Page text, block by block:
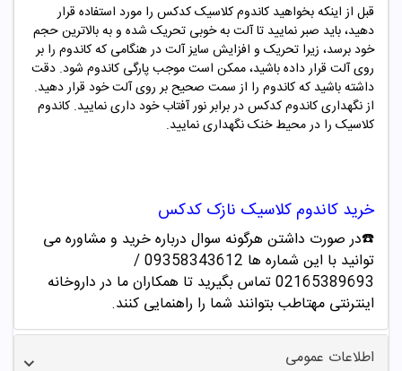
قبل از اینکه بخواهید کاندوم کلاسیککدکس را مورد استفاده قرار
دهید، باید صبر نمایید تا آلت به خوبی تحریک شده و به بالاترین حجم
خود برسد، زیرا تحریک و افزایش سایز آلت در هنگامی که کاندوم را بر
روی آلت قرار داده باشید، ممکن است موجب پارگی کاندوم شود. دقت
داشته باشید که کاندوم را از سمت صحیح بر روی آلت خود قرار دهید.
از نگهداری کاندومکدکسدر برابر نور آفتاب خود داری نمایید. کاندوم
کلاسیک را در محیط خنک نگهداری نمایید.
خرید کاندوم کلاسیک نازک کدکس
☎️در صورت داشتن هرگونه سوال درباره خرید و مشاوره می
توانید با این شماره ها 09358343612 /
02165389693تماس بگیرید تا همکاران ما در داروخانه
اینترنتی مهتاطب بتوانند شما را راهنمایی کنند.
اطلاعات عمومی